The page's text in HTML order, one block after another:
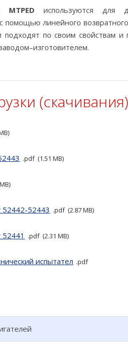
MTPED используются для
помощью линейного
подходят по своим свойствам
pdf 1.51 MB
52442-52443 pdf 2.87 MB
pdf 2.31 MB
испытател pdf